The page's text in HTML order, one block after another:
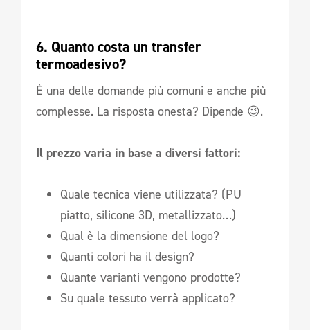
6. Quanto costa un transfer
termoadesivo?
È una delle domande più comuni e anche più
complesse. La risposta onesta? Dipende 😉.
Il prezzo varia in base a diversi fattori:
Quale tecnica viene utilizzata? (PU
piatto, silicone 3D, metallizzato…)
Qual è la dimensione del logo?
Quanti colori ha il design?
Quante varianti vengono prodotte?
Su quale tessuto verrà applicato?